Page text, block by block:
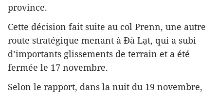
province.
Cette décision fait suite au col Prenn, une autre
route stratégique menant à Đà Lạt, qui a subi
d’importants glissements de terrain et a été
fermée le 17 novembre.
Selon le rapport, dans la nuit du 19 novembre,